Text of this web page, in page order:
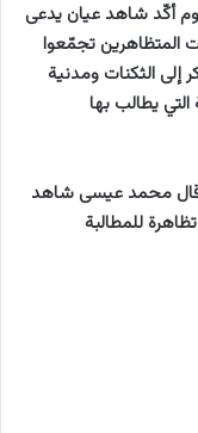
كلم شرق الخرطوم أكّد شاهد عيان يدعى
المتظاهرين تجمّعوا
الثكنات ومدنية
يطالب بها
قال محمد عيسى شاهد
للمطالبة